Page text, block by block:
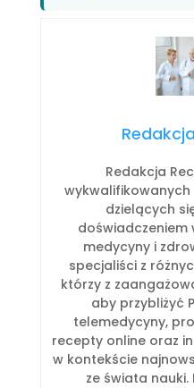
Redakcja
dzielących
doświadczeniem
medycyny i
specjaliści z
którzy z
aby przybliżyć
telemedycyny,
recepty online oraz
w kontekście
ze świata nauki.